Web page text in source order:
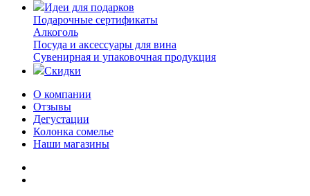
Идеи для подарков
Подарочные сертификаты
Алкоголь
Посуда и аксессуары для вина
Сувенирная и упаковочная продукция
Скидки
О компании
Отзывы
Дегустации
Колонка сомелье
Наши магазины